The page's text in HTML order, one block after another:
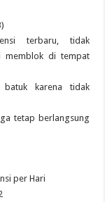
terbaru, tidak
memblok di tempat
batuk karena tidak
tetap berlangsung
per Hari